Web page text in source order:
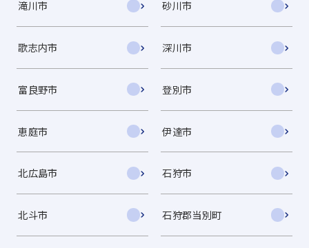
滝川市 砂川市
歌志内市 深川市
富良野市 登別市
恵庭市 伊達市
北広島市 石狩市
北斗市 石狩郡当別町